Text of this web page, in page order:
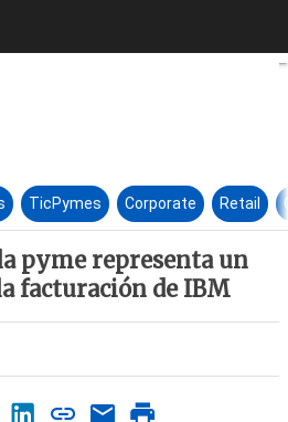
software para la pyme
TicPymes Corporate Retail
pyme representa un
facturación de IBM